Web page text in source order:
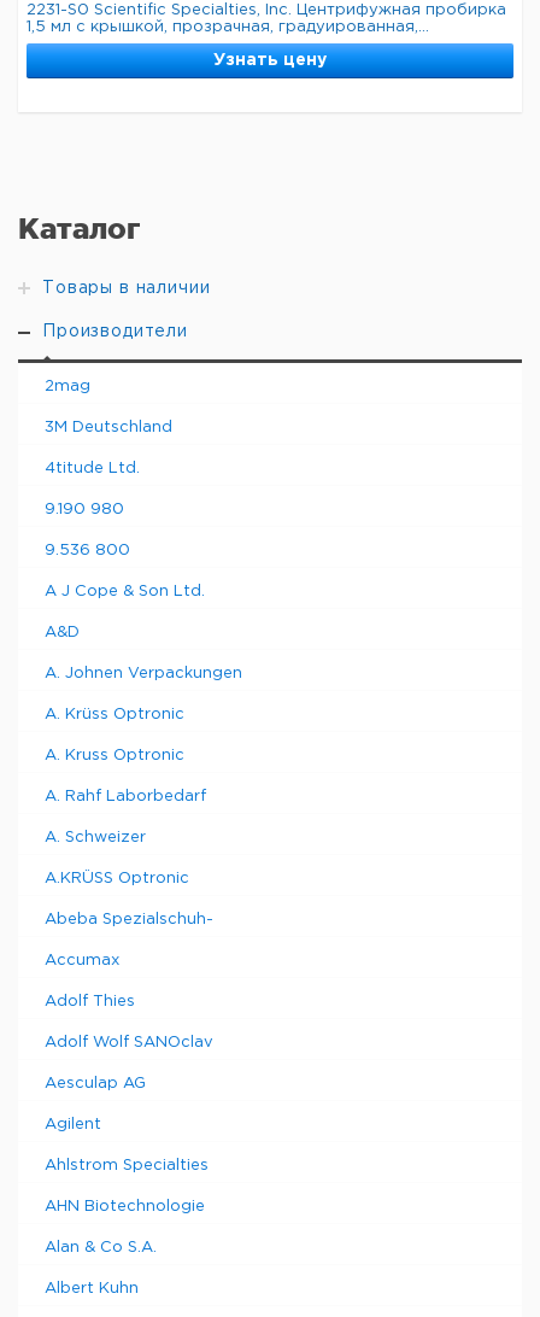
Каталог
Товары в наличии
Производители
2mag
3M Deutschland
4titude Ltd.
9.190 980
9.536 800
A J Cope & Son Ltd.
A&D
A. Johnen Verpackungen
A. Krüss Optronic
A. Kruss Optronic
A. Rahf Laborbedarf
A. Schweizer
A.KRÜSS Optronic
Abeba Spezialschuh-
Accumax
Adolf Thies
Adolf Wolf SANOclav
Aesculap AG
Agilent
Ahlstrom Specialties
AHN Biotechnologie
Alan & Co S.A.
Albert Kuhn
2231-S0 Scientific Specialties, Inc. Центрифужная пробирка
1,5 мл с крышкой, прозрачная, градуированная,...
Узнать цену